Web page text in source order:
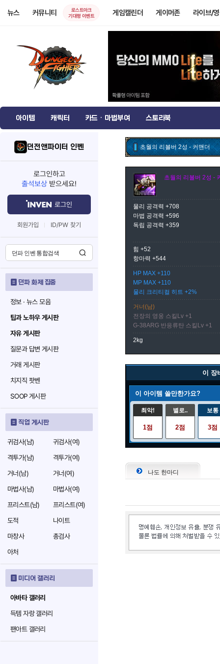
뉴스 커뮤니티
로스트아크
기대평 이벤트
게임캘린더 게이머존 라이브/
아이템 캐릭터 카드 · 마법부여 스토리북
던전앤파이터 인벤
로그인하고
출석보상 받으세요!
로그인
회원가입 ID/PW 찾기
던파 화제 집중
정보 · 뉴스 모음
팁과 노하우 게시판
자유 게시판
질문과 답변 게시판
거래 게시판
치지직 팟벤
SOOP 게시판
직업 게시판
귀검사(남)
귀검사(여)
격투가(남)
격투가(여)
거너(남)
거너(여)
마법사(남)
마법사(여)
프리스트(남)
프리스트(여)
도적
나이트
마창사
총검사
아처
미디어 갤러리
아바타 갤러리
득템 자랑 갤러리
팬아트 갤러리
초월의 리볼버 2성 - 커맨더
초월의 리볼버 2성 -
물리 공격력 +708
마법 공격력 +596
독립 공격력 +359
힘 +52
항마력 +544
HP MAX +110
MP MAX +110
물리 크리티컬 히트 +2%
거너(남)
전장의 영웅 스킬Lv +1
G-38ARG 반응류탄 스킬Lv +1
2kg
이 장
이 아이템 쓸만한가요?
최악!
1점
별로..
2점
보통
3점
나도 한마디